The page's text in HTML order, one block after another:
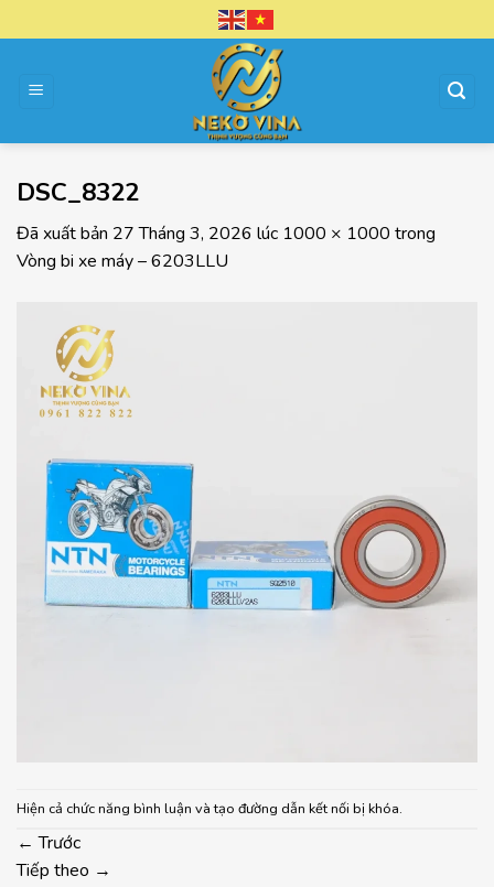
đến
dung
DSC_8322
Đã xuất bản 27 Tháng 3, 2026 lúc 1000 × 1000 trong
Vòng bi xe máy – 6203LLU
Hiện cả chức năng bình luận và tạo đường dẫn kết nối bị khóa.
← Trước
Tiếp theo →